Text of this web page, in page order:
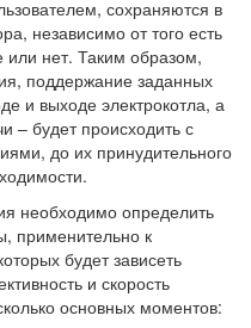
сохраняются в
независимо от того есть
или нет. Таким образом,
поддержание заданных
и выходе электрокотла, а
– будет происходить с
до их принудительного
необходимо определить
применительно к
будет зависеть
и скорость
основных моментов: